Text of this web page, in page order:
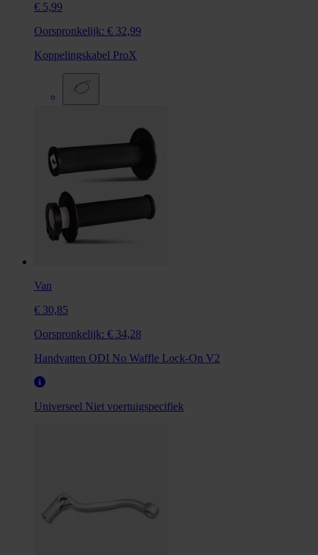
€ 5,99
Oorspronkelijk: € 32,99
Koppelingskabel ProX
Van
€ 30,85
Oorspronkelijk: € 34,28
Handvatten ODI No Waffle Lock-On V2
Universeel Niet voertuigspecifiek